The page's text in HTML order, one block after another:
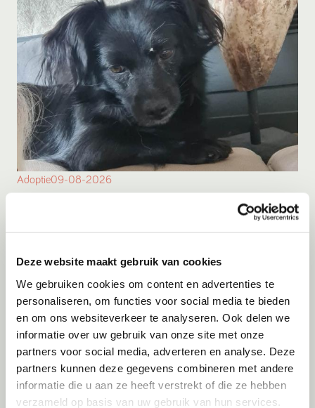
Deze website maakt gebruik van cookies
We gebruiken cookies om content en advertenties te
personaliseren, om functies voor social media te bieden
en om ons websiteverkeer te analyseren. Ook delen we
informatie over uw gebruik van onze site met onze
partners voor social media, adverteren en analyse. Deze
partners kunnen deze gegevens combineren met andere
informatie die u aan ze heeft verstrekt of die ze hebben
verzameld op basis van uw gebruik van hun services.
Adoptie09-08-2026